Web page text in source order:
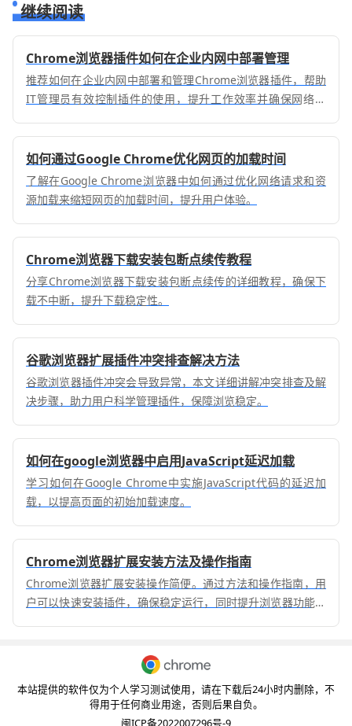
继续阅读
Chrome浏览器插件如何在企业内网中部署管理
推荐如何在企业内网中部署和管理Chrome浏览器插件，帮助
IT管理员有效控制插件的使用，提升工作效率并确保网络安
如何通过Google Chrome优化网页的加载时间
了解在Google Chrome浏览器中如何通过优化网络请求和资
源加载来缩短网页的加载时间，提升用户体验。
Chrome浏览器下载安装包断点续传教程
分享Chrome浏览器下载安装包断点续传的详细教程，确保下
载不中断，提升下载稳定性。
谷歌浏览器扩展插件冲突排查解决方法
谷歌浏览器插件冲突会导致异常，本文详细讲解冲突排查及解
决步骤，助力用户科学管理插件，保障浏览稳定。
如何在google浏览器中启用JavaScript延迟加载
学习如何在Google Chrome中实施JavaScript代码的延迟加
载，以提高页面的初始加载速度。
Chrome浏览器扩展安装方法及操作指南
Chrome浏览器扩展安装操作简便。通过方法和操作指南，用
户可以快速安装插件，确保稳定运行，同时提升浏览器功能扩
本站提供的软件仅为个人学习测试使用，请在下载后24小时内删除，不
得用于任何商业用途，否则后果自负。
闽ICP备2022007296号-9